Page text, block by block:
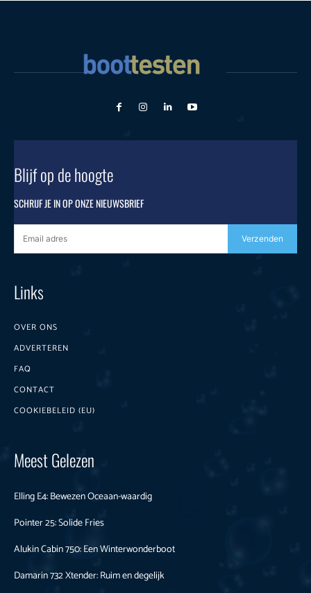
Blijf op de hoogte
SCHRIJF JE IN OP ONZE NIEUWSBRIEF
Verzenden
Links
OVER ONS
ADVERTEREN
FAQ
CONTACT
COOKIEBELEID (EU)
Meest Gelezen
Elling E4: Bewezen Oceaan-waardig
Pointer 25: Solide Fries
Alukin Cabin 750: Een Winterwonderboot
Damarin 732 Xtender: Ruim en degelijk